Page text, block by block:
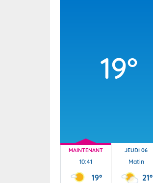
19°
MAINTENANT
10:41
19°
JEUDI 06
Matin
21°